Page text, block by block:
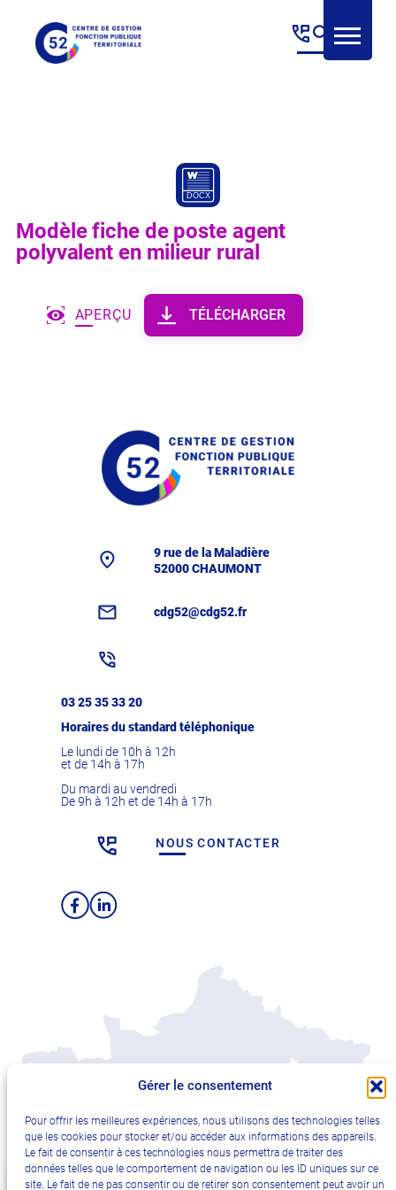
Gérer le consentement
Pour offrir les meilleures expériences, nous utilisons des technologies telles
que les cookies pour stocker et/ou accéder aux informations des appareils.
Le fait de consentir à ces technologies nous permettra de traiter des
données telles que le comportement de navigation ou les ID uniques sur ce
site. Le fait de ne pas consentir ou de retirer son consentement peut avoir un
Modèle fiche de poste agent
polyvalent en milieur rural
TÉLÉCHARGER
APERÇU
9 rue de la Maladière
52000 CHAUMONT
cdg52@cdg52.fr
03 25 35 33 20
Horaires du standard téléphonique
Le lundi de 10h à 12h
et de 14h à 17h
Du mardi au vendredi
De 9h à 12h et de 14h à 17h
NOUS CONTACTER
Facebook
LinkedIn